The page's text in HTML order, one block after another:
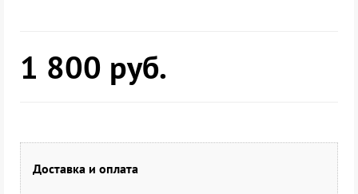
1 800 руб.
Доставка и оплата